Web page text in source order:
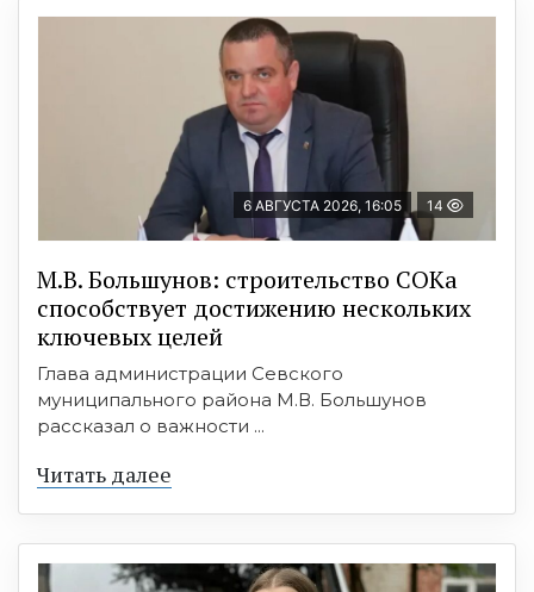
6 АВГУСТА 2026, 16:05 14
М.В. Большунов: строительство СОКа
способствует достижению нескольких
ключевых целей
Глава администрации Севского
муниципального района М.В. Большунов
рассказал о важности ...
Читать далее